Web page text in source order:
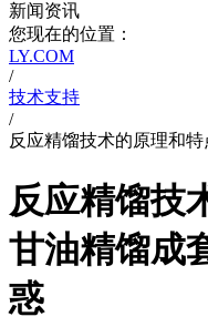
新闻资讯
您现在的位置：
LY.COM
/
技术支持
/
反应精馏技术的原理和
反应精馏技
甘油精馏成
惑